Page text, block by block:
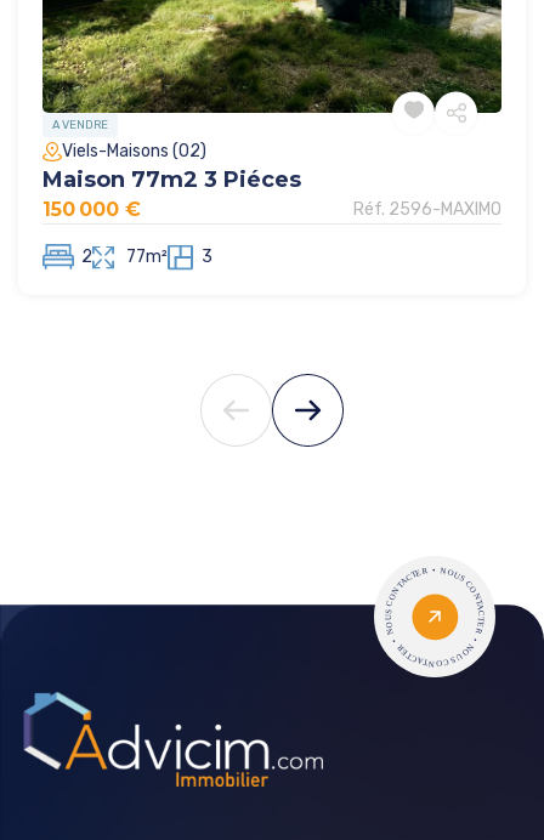
A VENDRE
Réf. 2596-MAXIMO
Viels-Maisons (02)
Maison 77m2 3 Piéces
2 77m² 3
150 000 €